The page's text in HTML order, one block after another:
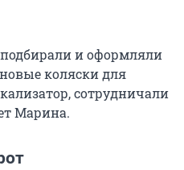
и оформляли
коляски для
сотрудничали
Марина.